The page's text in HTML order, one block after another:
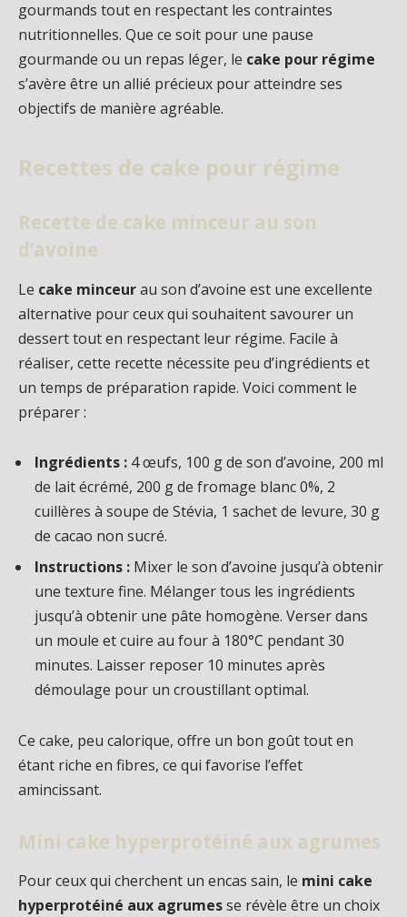
gourmands tout en respectant les contraintes
nutritionnelles. Que ce soit pour une pause
gourmande ou un repas léger, le cake pour régime
s’avère être un allié précieux pour atteindre ses
objectifs de manière agréable.
Recettes de cake pour régime
Recette de cake minceur au son
d’avoine
Le cake minceurau son d’avoine est une excellente
alternative pour ceux qui souhaitent savourer un
dessert tout en respectant leur régime. Facile à
réaliser, cette recette nécessite peu d’ingrédients et
un temps de préparation rapide. Voici comment le
préparer :
Ingrédients : 4 œufs, 100 g de son d’avoine, 200 ml
de lait écrémé, 200 g de fromage blanc 0%, 2
cuillères à soupe de Stévia, 1 sachet de levure, 30 g
de cacao non sucré.
Instructions : Mixer le son d’avoine jusqu’à obtenir
une texture fine. Mélanger tous les ingrédients
jusqu’à obtenir une pâte homogène. Verser dans
un moule et cuire au four à 180°C pendant 30
minutes. Laisser reposer 10 minutes après
démoulage pour un croustillant optimal.
Ce cake, peu calorique, offre un bon goût tout en
étant riche en fibres, ce qui favorise l’effet
amincissant.
Mini cake hyperprotéiné aux agrumes
Pour ceux qui cherchent un encas sain, le mini cake
hyperprotéiné aux agrumesse révèle être un choix